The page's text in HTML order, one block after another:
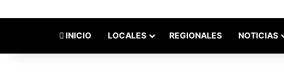
INICIO LOCALES REGIONALES NOTICIAS